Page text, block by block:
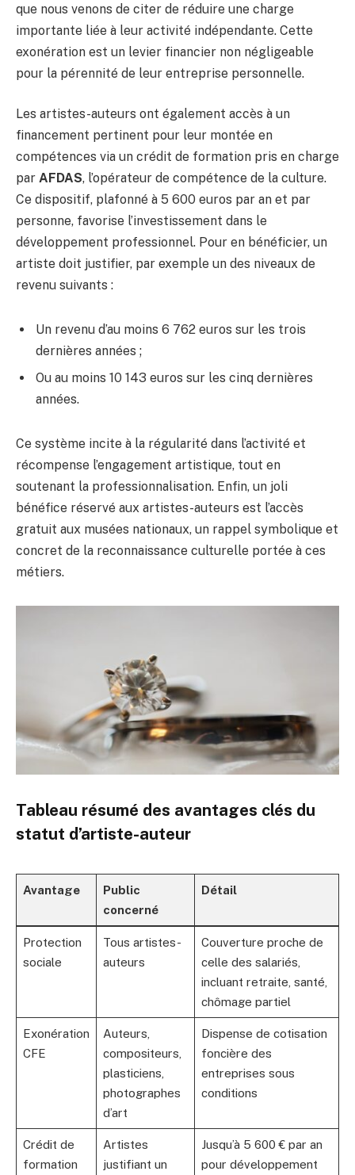
que nous venons de citer de réduire une charge
importante liée à leur activité indépendante. Cette
exonération est un levier financier non négligeable
pour la pérennité de leur entreprise personnelle.
Les artistes-auteurs ont également accès à un
financement pertinent pour leur montée en
compétences via un crédit de formation pris en charge
par AFDAS, l’opérateur de compétence de la culture.
Ce dispositif, plafonné à 5 600 euros par an et par
personne, favorise l’investissement dans le
développement professionnel. Pour en bénéficier, un
artiste doit justifier, par exemple un des niveaux de
revenu suivants :
Un revenu d’au moins 6 762 euros sur les trois
dernières années ;
Ou au moins 10 143 euros sur les cinq dernières
années.
Ce système incite à la régularité dans l’activité et
récompense l’engagement artistique, tout en
soutenant la professionnalisation. Enfin, un joli
bénéfice réservé aux artistes-auteurs est l’accès
gratuit aux musées nationaux, un rappel symbolique et
concret de la reconnaissance culturelle portée à ces
métiers.
Tableau résumé des avantages clés du
statut d’artiste-auteur
Avantage
Public
concerné
Détail
Protection
sociale
Tous artistes-
auteurs
Couverture proche de
celle des salariés,
incluant retraite, santé,
chômage partiel
Exonération
CFE
Auteurs,
compositeurs,
plasticiens,
photographes
d’art
Dispense de cotisation
foncière des
entreprises sous
conditions
Crédit de
formation
Artistes
justifiant un
Jusqu’à 5 600 € par an
pour développement